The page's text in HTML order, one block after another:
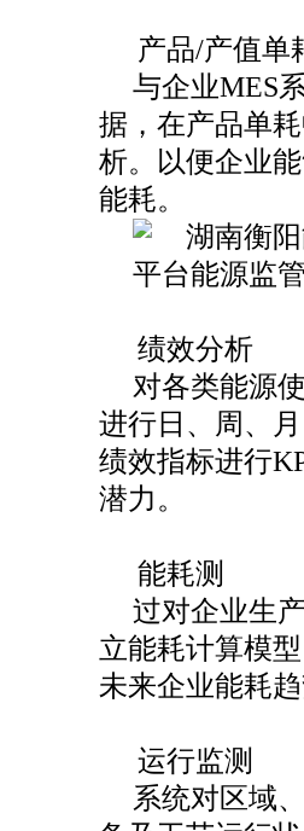
产品/产值单
与企业MES
据，在产品单
析。以便企业
能耗。
绩效分析
对各类能源
进行日、周、
绩效指标进行
潜力。
能耗测
过对企业生
立能耗计算模
未来企业能耗
运行监测
系统对区域